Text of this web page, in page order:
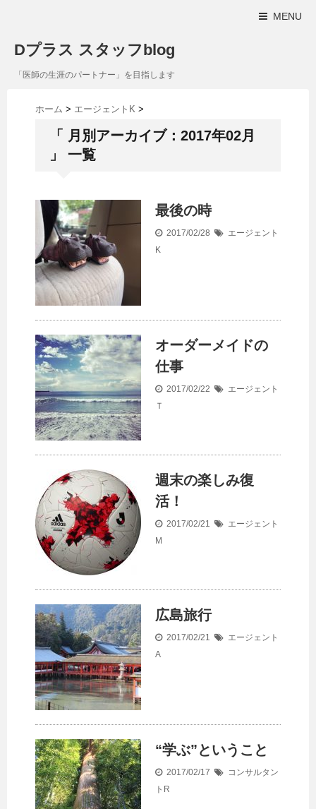
MENU
Dプラス スタッフblog
「医師の生涯のパートナー」を目指します
ホーム > エージェントK >
「 月別アーカイブ：2017年02月
」 一覧
最後の時
2017/02/28
エージェント
K
オーダーメイドの
仕事
2017/02/22
エージェント
Ｔ
週末の楽しみ復
活！
2017/02/21
エージェント
M
広島旅行
2017/02/21
エージェント
A
“学ぶ”ということ
2017/02/17
コンサルタン
トR